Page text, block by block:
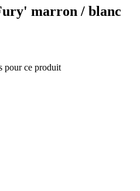
marron / blanc
pour ce produit